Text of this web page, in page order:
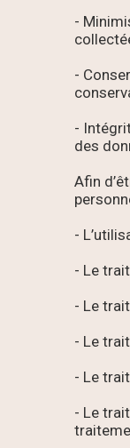
-
-
-
des
Afin
-
- Le
- Le
- Le
- Le
- Le